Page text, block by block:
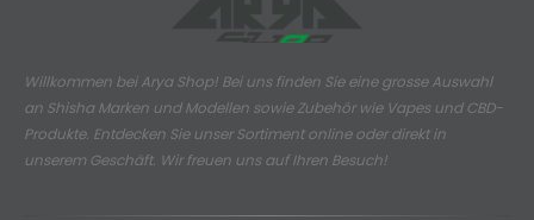
Willkommen bei Arya Shop! Bei uns finden Sie eine grosse Auswahl
an Shisha Marken und Modellen sowie Zubehör wie Vapes und CBD-
Produkte. Entdecken Sie unser Sortiment online oder direkt in
unserem Geschäft. Wir freuen uns auf Ihren Besuch!